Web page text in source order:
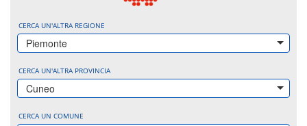
CERCA UN'ALTRA REGIONE
Piemonte
CERCA UN'ALTRA PROVINCIA
Cuneo
CERCA UN COMUNE